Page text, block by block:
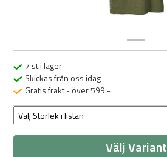
7 st i lager
Skickas från oss idag
Gratis frakt - över 599:-
Välj Variant